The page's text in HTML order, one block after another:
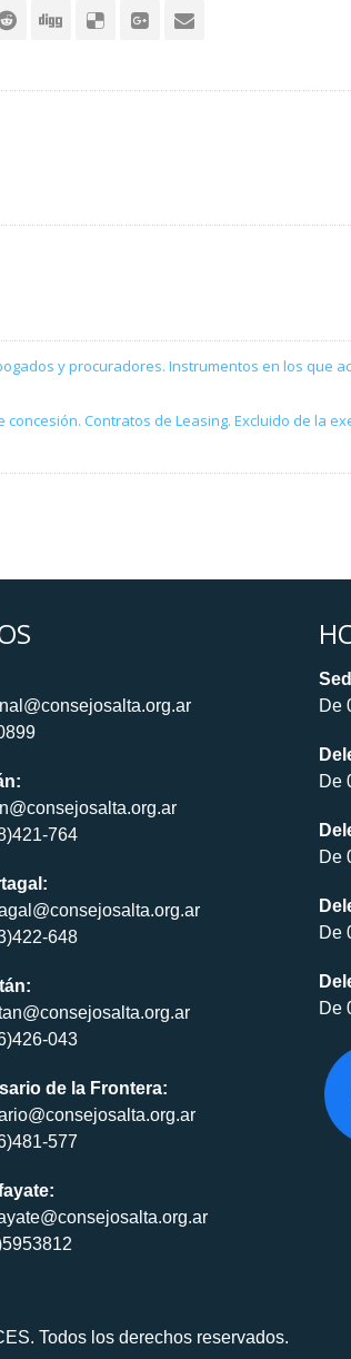
y procuradores. Instrumentos en los que
Contratos de Leasing. Excluido de la
764
648
043
de la Frontera:
577
De
De
De
De
De
Todos los derechos reservados.